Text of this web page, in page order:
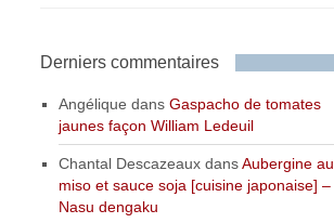
Derniers commentaires
Angélique dansGaspacho de tomates
jaunes façon William Ledeuil
Chantal Descazeaux dansAubergine au
miso et sauce soja [cuisine japonaise] –
Nasu dengaku